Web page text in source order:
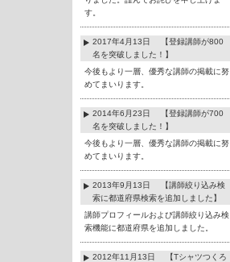
す。
2017年4月13日 【登録講師が800
名を突破しました！】
今後もより一層、優秀な講師の掲載に努
めてまいります。
2014年6月23日 【登録講師が700
名を突破しました！】
今後もより一層、優秀な講師の掲載に努
めてまいります。
2013年9月13日 【講師絞り込み検
索に都道府県検索を追加しました】
講師プロフィールおよび講師絞り込み検
索機能に都道府県を追加しました。
2012年11月13日 【Tシャツつくろ